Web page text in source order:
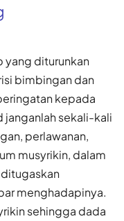
yang diturunkan
bimbingan dan
kepada
janganlah sekali-kali
perlawanan,
musyrikin, dalam
menghadapinya.
sehingga dada